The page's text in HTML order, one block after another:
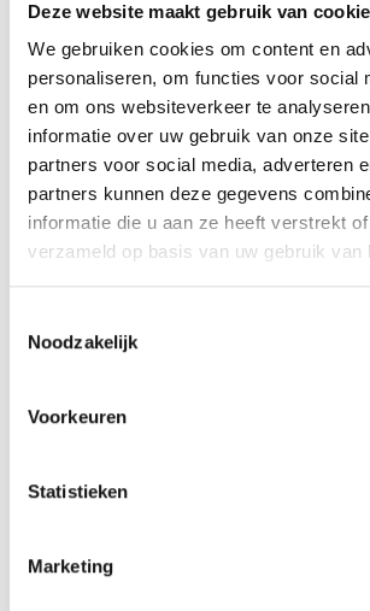
Deze website maakt gebruik van
We gebruiken cookies om content en
personaliseren, om functies voor social
en om ons websiteverkeer te
informatie over uw gebruik van onze
partners voor social media, adverteren
partners kunnen deze gegevens
informatie die u aan ze heeft verstrekt
verzameld op basis van uw gebruik van
Noodzakelijk
Voorkeuren
Statistieken
Marketing
© pngtree
Music, maestro!
Wie van muziek houdt, kan maandag (9/
(10/11)terecht bij
Sint-Agatha-Berchem.Je ontdekt
"Klankketten" muziekinstrumenten, je
klankverhalen en grafische tekeningen
los.💃 De cursus is geschikt voor
. Opgelet: de plaatsen zijn
over de cursus en hoe je je kan
De andere gemeenschapscentra
regelmatig leuke activiteiten. Een
Door het
dat je hun website steeds goed